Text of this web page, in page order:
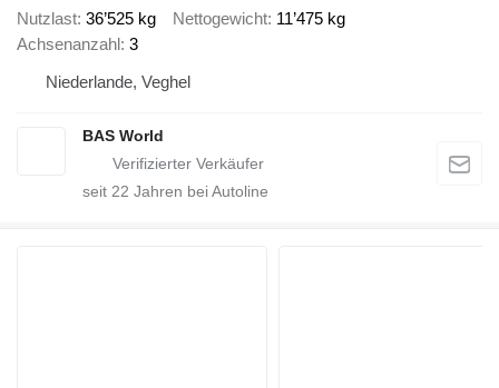
Nutzlast 36’525 kg Nettogewicht 11’475 kg
Achsenanzahl 3
Niederlande, Veghel
BAS World
seit 22 Jahren bei Autoline